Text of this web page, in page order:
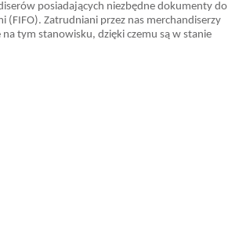
posiadających niezbędne dokumenty do
Zatrudniani przez nas merchandiserzy
tym stanowisku, dzięki czemu są w stanie